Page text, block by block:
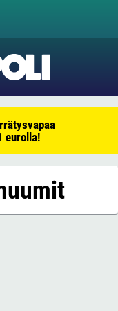
eurolla!